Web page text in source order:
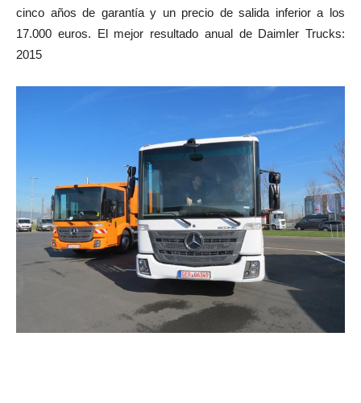
cinco años de garantía y un precio de salida inferior a los
17.000 euros. El mejor resultado anual de Daimler Trucks:
2015